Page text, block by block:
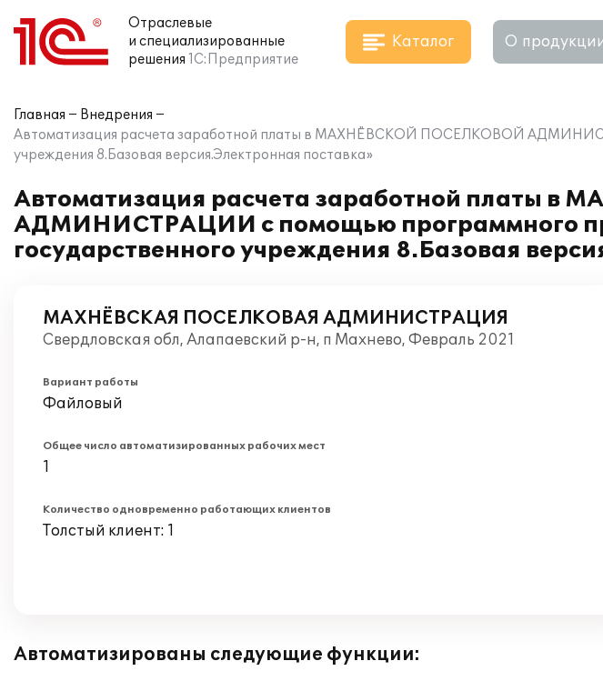
Отраслевые
и специализированные
решения 1С:Предприятие
Каталог О
Главная
Внедрения
Автоматизация расчета заработной платы в МАХНЁВСКОЙ ПОСЕЛКОВОЙ
учреждения 8.Базовая версия.Электронная поставка»
Автоматизация расчета заработной платы
АДМИНИСТРАЦИИ с помощью программного
государственного учреждения 8.Базовая
МАХНЁВСКАЯ ПОСЕЛКОВАЯ АДМИНИСТРАЦИЯ
Свердловская обл, Алапаевский р-н, п Махнево, Февраль 2021
Вариант работы
Файловый
Общее число автоматизированных рабочих мест
1
Количество одновременно работающих клиентов
Толстый клиент: 1
Автоматизированы следующие функции: